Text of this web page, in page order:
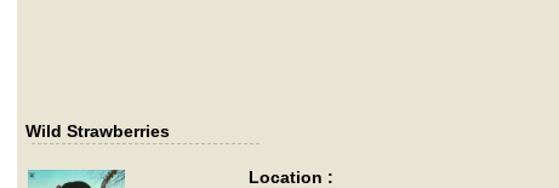
Wild Strawberries
Location :